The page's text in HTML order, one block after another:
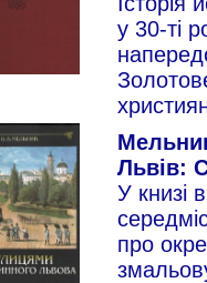
у 30-ті
Львів:
У книзі
про